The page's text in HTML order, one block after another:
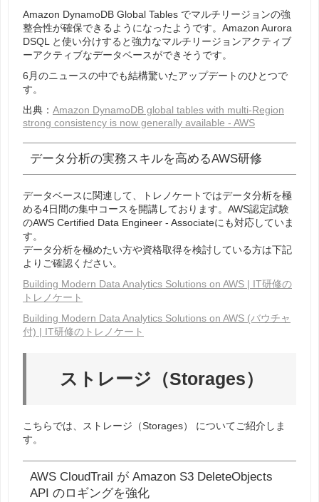
Amazon DynamoDB Global Tables でマルチリージョンの強
整合性が確保できるようになったようです。Amazon Aurora
DSQL と使い分けすると強力なマルチリージョンアクティブ
ーアクティブなデータベースができそうです。
6月のニュースの中でも結構驚いたアップデートのひとつで
す。
出典： Amazon DynamoDB global tables with multi-Region
strong consistency is now generally available - AWS
データ分析の実務スキルを高めるAWS研修
データベースに関連して、トレノケートではデータ分析を極
める4日間の集中コースを開講しております。AWS認定試験
のAWS Certified Data Engineer - Associateにも対応していま
す。
データ分析を極めたい方や資格取得を検討している方は下記
よりご確認ください。
Building Modern Data Analytics Solutions on AWS | IT研修の
トレノケート
Building Modern Data Analytics Solutions on AWS (バウチャ
付) | IT研修のトレノケート
ストレージ（Storages）
こちらでは、 ストレージ（Storages）
についてご紹介しま
す。
AWS CloudTrail が Amazon S3 DeleteObjects
API のロギングを強化